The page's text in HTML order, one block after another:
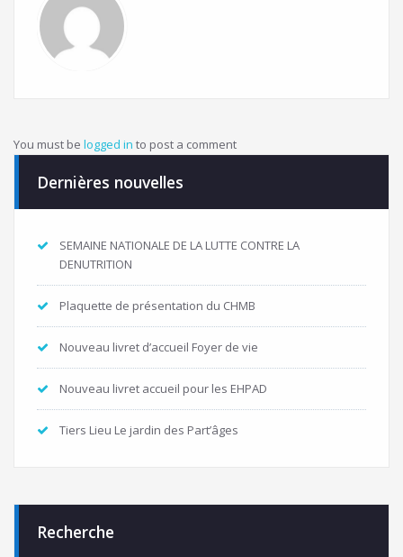
You must be logged in to post a comment
Dernières nouvelles
SEMAINE NATIONALE DE LA LUTTE CONTRE LA
DENUTRITION
Plaquette de présentation du CHMB
Nouveau livret d’accueil Foyer de vie
Nouveau livret accueil pour les EHPAD
Tiers Lieu Le jardin des Part’âges
Recherche